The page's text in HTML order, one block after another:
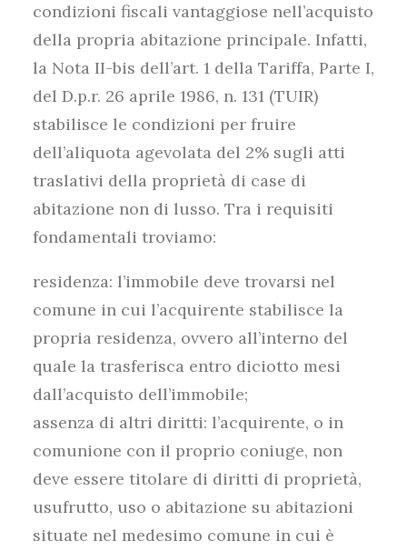
condizioni fiscali vantaggiose nell’acquisto
della propria abitazione principale. Infatti,
la Nota II-bis dell’art. 1 della Tariffa, Parte I,
del D.p.r. 26 aprile 1986, n. 131 (TUIR)
stabilisce le condizioni per fruire
dell’aliquota agevolata del 2% sugli atti
traslativi della proprietà di case di
abitazione non di lusso. Tra i requisiti
fondamentali troviamo:
residenza: l’immobile deve trovarsi nel
comune in cui l’acquirente stabilisce la
propria residenza, ovvero all’interno del
quale la trasferisca entro diciotto mesi
dall’acquisto dell’immobile;
assenza di altri diritti: l’acquirente, o in
comunione con il proprio coniuge, non
deve essere titolare di diritti di proprietà,
usufrutto, uso o abitazione su abitazioni
situate nel medesimo comune in cui è